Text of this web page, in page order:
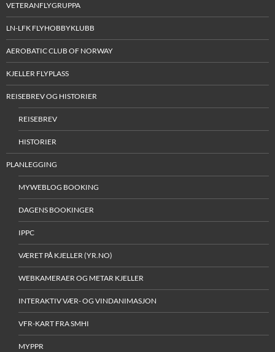
VETERANFLYGRUPPA
LN-LFK FLYHOBBYKLUBB
AEROBATIC CLUB OF NORWAY
KJELLER FLYPLASS
REISEBREV OG HISTORIER
REISEBREV
HISTORIER
PLANLEGGING
MYWEBLOG BOOKING
DAGENS BOOKINGER
IPPC
VÆRET PÅ KJELLER (YR.NO)
WEBKAMERAER OG METAR KJELLER
INTERAKTIV VÆR- OG VINDANIMASJON
VFR-KART FRA SMHI
MYPPR